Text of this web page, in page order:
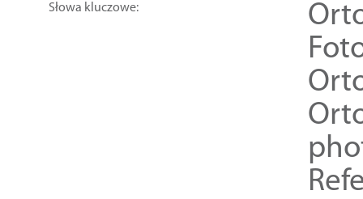
Słowa kluczowe: